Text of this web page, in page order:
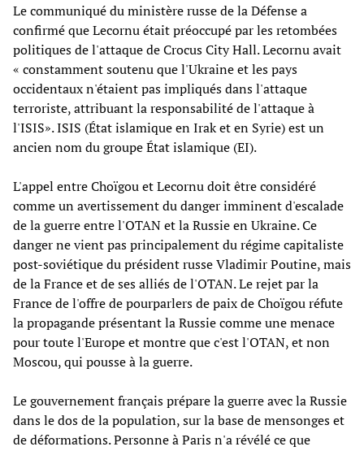
Le communiqué du ministère russe de la Défense a
confirmé que Lecornu était préoccupé par les retombées
politiques de l'attaque de Crocus City Hall. Lecornu avait
« constamment soutenu que l'Ukraine et les pays
occidentaux n'étaient pas impliqués dans l'attaque
terroriste, attribuant la responsabilité de l'attaque à
l'ISIS». ISIS (État islamique en Irak et en Syrie) est un
ancien nom du groupe État islamique (EI).
L'appel entre Choïgou et Lecornu doit être considéré
comme un avertissement du danger imminent d'escalade
de la guerre entre l'OTAN et la Russie en Ukraine. Ce
danger ne vient pas principalement du régime capitaliste
post-soviétique du président russe Vladimir Poutine, mais
de la France et de ses alliés de l'OTAN. Le rejet par la
France de l'offre de pourparlers de paix de Choïgou réfute
la propagande présentant la Russie comme une menace
pour toute l'Europe et montre que c'est l'OTAN, et non
Moscou, qui pousse à la guerre.
Le gouvernement français prépare la guerre avec la Russie
dans le dos de la population, sur la base de mensonges et
de déformations. Personne à Paris n'a révélé ce que